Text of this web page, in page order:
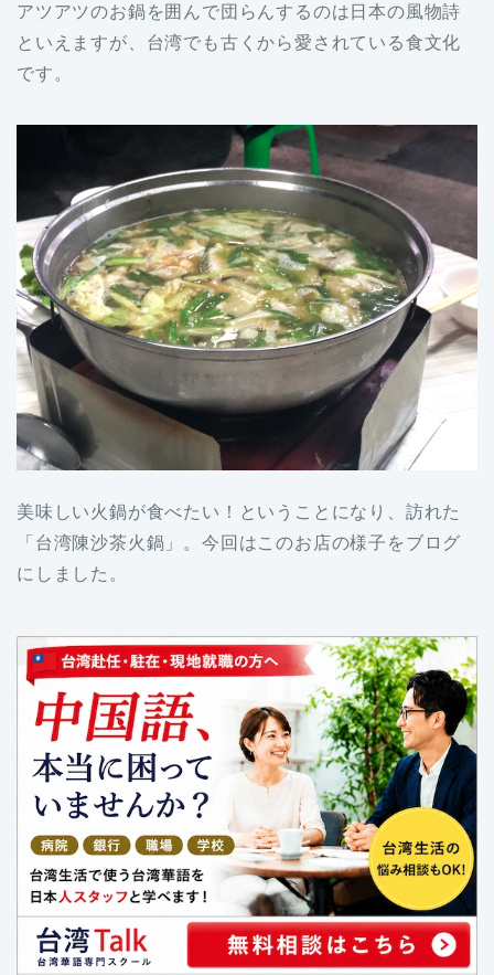
アツアツのお鍋を囲んで団らんするのは日本の風物詩
といえますが、台湾でも古くから愛されている食文化
です。
美味しい火鍋が食べたい！ということになり、訪れた
「台湾陳沙茶火鍋」。今回はこのお店の様子をブログ
にしました。